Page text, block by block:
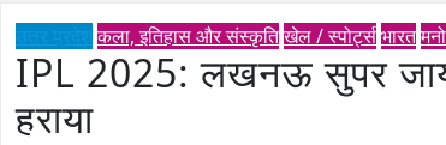
कला, इतिहास और संस्कृतिखेल / स्पोर्ट्सभारत
IPL 2025: लखनऊ सुपर
हराया